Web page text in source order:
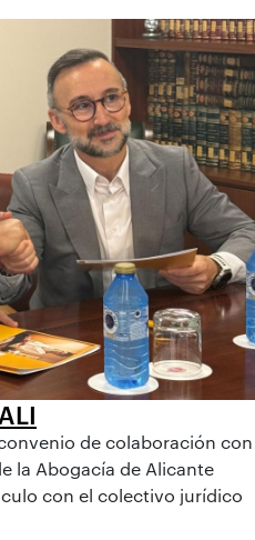
de colaboración con
la Abogacía de Alicante
con el colectivo jurídico